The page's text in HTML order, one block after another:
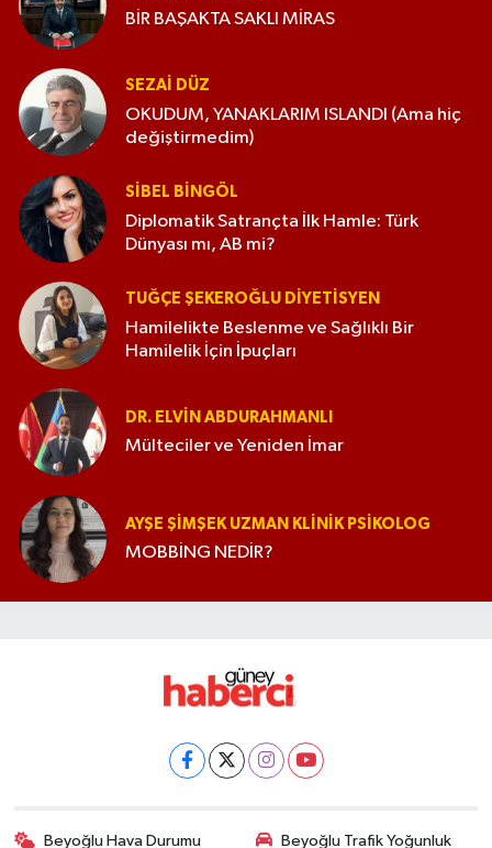
BİR BAŞAKTA SAKLI MİRAS
SEZAI DÜZ
OKUDUM, YANAKLARIM ISLANDI (Ama hiç
değiştirmedim)
SIBEL BINGÖL
Diplomatik Satrançta İlk Hamle: Türk
Dünyası mı, AB mi?
TUĞÇE ŞEKEROĞLU DIYETISYEN
Hamilelikte Beslenme ve Sağlıklı Bir
Hamilelik İçin İpuçları
DR. ELVIN ABDURAHMANLI
Mülteciler ve Yeniden İmar
AYŞE ŞIMŞEK UZMAN KLINIK PSIKOLOG
MOBBİNG NEDİR?
Beyoğlu Hava Durumu Beyoğlu Trafik Yoğunluk